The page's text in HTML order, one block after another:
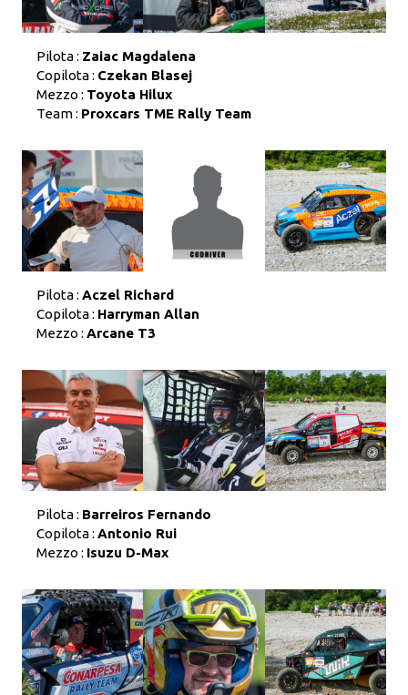
Pilota : Zaiac Magdalena
Copilota : Czekan Blasej
Mezzo : Toyota Hilux
Team : Proxcars TME Rally Team
Pilota : Aczel Richard
Copilota : Harryman Allan
Mezzo : Arcane T3
Pilota : Barreiros Fernando
Copilota : Antonio Rui
Mezzo : Isuzu D-Max